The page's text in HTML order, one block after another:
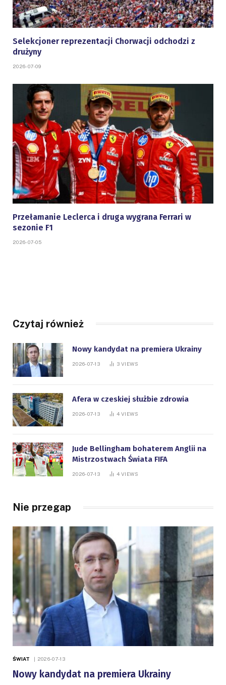
Selekcjoner reprezentacji Chorwacji odchodzi z
drużyny
2026-07-09
Przełamanie Leclerca i druga wygrana Ferrari w
sezonie F1
2026-07-05
Czytaj również
Nowy kandydat na premiera Ukrainy
2026-07-13 3 VIEWS
Afera w czeskiej służbie zdrowia
2026-07-13 4 VIEWS
Jude Bellingham bohaterem Anglii na
Mistrzostwach Świata FIFA
2026-07-13 4 VIEWS
Nie przegap
ŚWIAT 2026-07-13
Nowy kandydat na premiera Ukrainy